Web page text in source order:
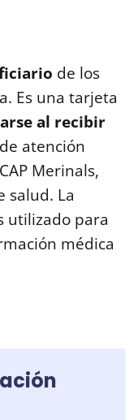
de los
Es una tarjeta
al recibir
atención
Merinals,
salud. La
utilizado para
médica